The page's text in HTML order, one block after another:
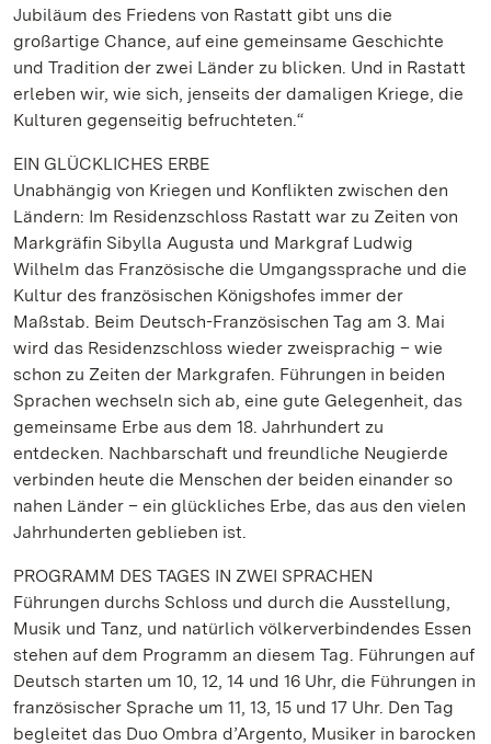
Jubiläum des Friedens von Rastatt gibt uns die
großartige Chance, auf eine gemeinsame Geschichte
und Tradition der zwei Länder zu blicken. Und in Rastatt
erleben wir, wie sich, jenseits der damaligen Kriege, die
Kulturen gegenseitig befruchteten.“
EIN GLÜCKLICHES ERBE
Unabhängig von Kriegen und Konflikten zwischen den
Ländern: Im Residenzschloss Rastatt war zu Zeiten von
Markgräfin Sibylla Augusta und Markgraf Ludwig
Wilhelm das Französische die Umgangssprache und die
Kultur des französischen Königshofes immer der
Maßstab. Beim Deutsch-Französischen Tag am 3. Mai
wird das Residenzschloss wieder zweisprachig – wie
schon zu Zeiten der Markgrafen. Führungen in beiden
Sprachen wechseln sich ab, eine gute Gelegenheit, das
gemeinsame Erbe aus dem 18. Jahrhundert zu
entdecken. Nachbarschaft und freundliche Neugierde
verbinden heute die Menschen der beiden einander so
nahen Länder – ein glückliches Erbe, das aus den vielen
Jahrhunderten geblieben ist.
PROGRAMM DES TAGES IN ZWEI SPRACHEN
Führungen durchs Schloss und durch die Ausstellung,
Musik und Tanz, und natürlich völkerverbindendes Essen
stehen auf dem Programm an diesem Tag. Führungen auf
Deutsch starten um 10, 12, 14 und 16 Uhr, die Führungen in
französischer Sprache um 11, 13, 15 und 17 Uhr. Den Tag
begleitet das Duo Ombra d’Argento, Musiker in barocken